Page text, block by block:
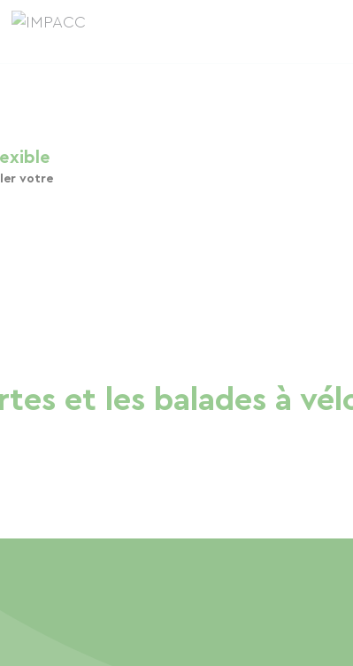
votre
et les balades à